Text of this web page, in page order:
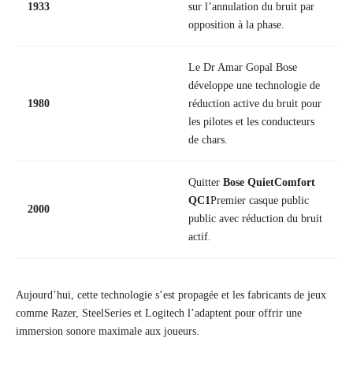
1933
sur l’annulation du bruit par
opposition à la phase.
1980
Le Dr Amar Gopal Bose
développe une technologie de
réduction active du bruit pour
les pilotes et les conducteurs
de chars.
2000
Quitter Bose QuietComfort
QC1Premier casque public
public avec réduction du bruit
actif.
Aujourd’hui, cette technologie s’est propagée et les fabricants de jeux
comme Razer, SteelSeries et Logitech l’adaptent pour offrir une
immersion sonore maximale aux joueurs.